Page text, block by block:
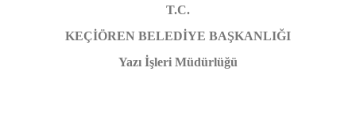
T.C.
KEÇİÖREN BELEDİYE BAŞKANLIĞI
Yazı İşleri Müdürlüğü